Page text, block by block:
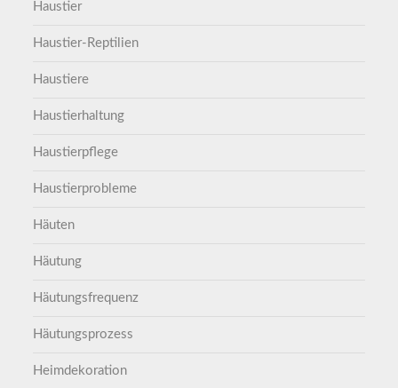
Haustier
Haustier-Reptilien
Haustiere
Haustierhaltung
Haustierpflege
Haustierprobleme
Häuten
Häutung
Häutungsfrequenz
Häutungsprozess
Heimdekoration